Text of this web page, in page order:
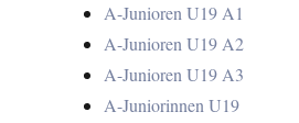
A-Junioren U19 A1
A-Junioren U19 A2
A-Junioren U19 A3
A-Juniorinnen U19